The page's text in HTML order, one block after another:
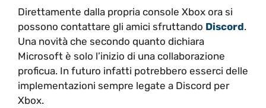
Direttamente dalla propria console Xbox ora si
possono contattare gli amici sfruttando Discord.
Una novità che secondo quanto dichiara
Microsoft è solo l’inizio di una collaborazione
proficua. In futuro infatti potrebbero esserci delle
implementazioni sempre legate a Discord per
Xbox.